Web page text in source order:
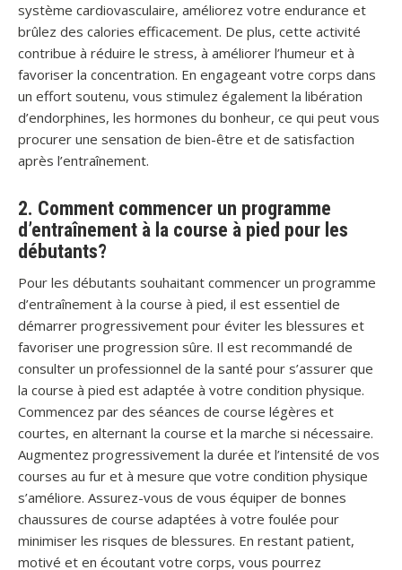
système cardiovasculaire, améliorez votre endurance et
brûlez des calories efficacement. De plus, cette activité
contribue à réduire le stress, à améliorer l’humeur et à
favoriser la concentration. En engageant votre corps dans
un effort soutenu, vous stimulez également la libération
d’endorphines, les hormones du bonheur, ce qui peut vous
procurer une sensation de bien-être et de satisfaction
après l’entraînement.
2. Comment commencer un programme
d’entraînement à la course à pied pour les
débutants?
Pour les débutants souhaitant commencer un programme
d’entraînement à la course à pied, il est essentiel de
démarrer progressivement pour éviter les blessures et
favoriser une progression sûre. Il est recommandé de
consulter un professionnel de la santé pour s’assurer que
la course à pied est adaptée à votre condition physique.
Commencez par des séances de course légères et
courtes, en alternant la course et la marche si nécessaire.
Augmentez progressivement la durée et l’intensité de vos
courses au fur et à mesure que votre condition physique
s’améliore. Assurez-vous de vous équiper de bonnes
chaussures de course adaptées à votre foulée pour
minimiser les risques de blessures. En restant patient,
motivé et en écoutant votre corps, vous pourrez